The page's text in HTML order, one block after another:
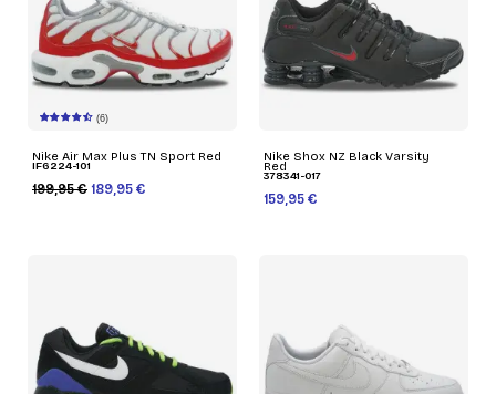
(6)
Nike Air Max Plus TN Sport Red
IF6224-101
199,95 € 189,95 €
Nike Shox NZ Black Varsity
Red
378341-017
159,95 €